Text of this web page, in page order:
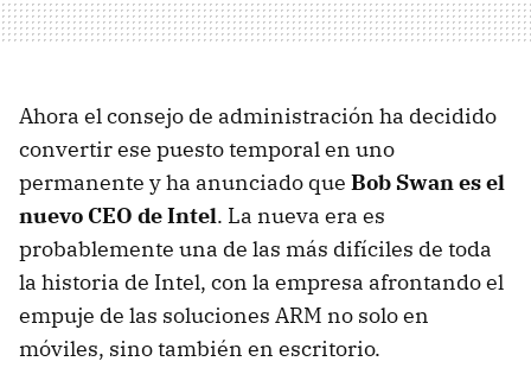
Ahora el consejo de administración ha decidido
convertir ese puesto temporal en uno
permanente y ha anunciado que Bob Swan es el
nuevo CEO de Intel. La nueva era es
probablemente una de las más difíciles de toda
la historia de Intel, con la empresa afrontando el
empuje de las soluciones ARM no solo en
móviles, sino también en escritorio.